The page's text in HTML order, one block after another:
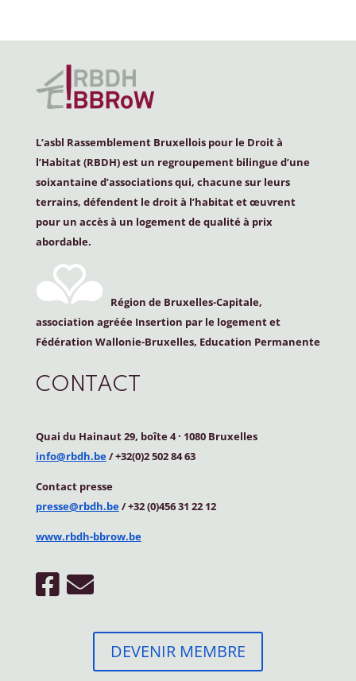
L’asbl Rassemblement Bruxellois pour le Droit à
l’Habitat (RBDH) est un regroupement bilingue d’une
soixantaine d’associations qui, chacune sur leurs
terrains, défendent le droit à l’habitat et œuvrent
pour un accès à un logement de qualité à prix
abordable.
Région de Bruxelles-Capitale,
association agréée Insertion par le logement et
Fédération Wallonie-Bruxelles, Education Permanente
CONTACT
Quai du Hainaut 29, boîte 4· 1080 Bruxelles
info@rbdh.be/ +32(0)2 502 84 63
Contact presse
presse@rbdh.be/ +32 (0)456 31 22 12
www.rbdh-bbrow.be
DEVENIR MEMBRE